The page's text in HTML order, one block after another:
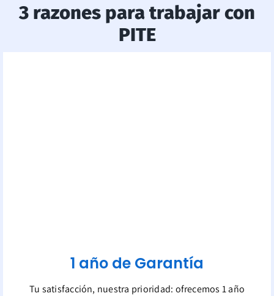
3 razones para trabajar con
PITE
1 año de Garantía
Tu satisfacción, nuestra prioridad: ofrecemos 1 año